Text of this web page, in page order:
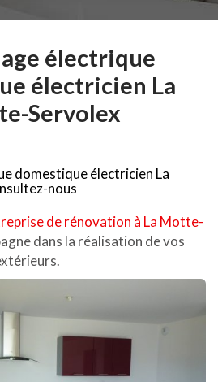
électrique
électricien La
Servolex
domestique électricien La
nous
de rénovation à La Motte-
dans la réalisation de vos